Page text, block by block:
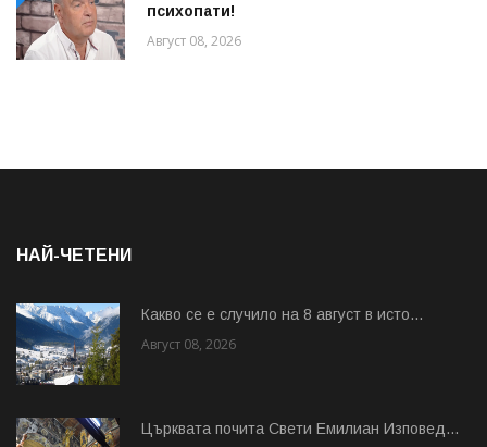
психопати!
Август 08, 2026
НАЙ-ЧЕТЕНИ
Какво се е случило на 8 август в исто...
Август 08, 2026
Църквата почита Свeти Емилиан Изповед...